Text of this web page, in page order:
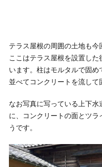
テラス屋根の周囲の土地も今
ここはテラス屋根を設置し
います。柱はモルタルで固
並べてコンクリートを流して
なお写真に写っている上下水
に、コンクリートの面とツラ
うです。